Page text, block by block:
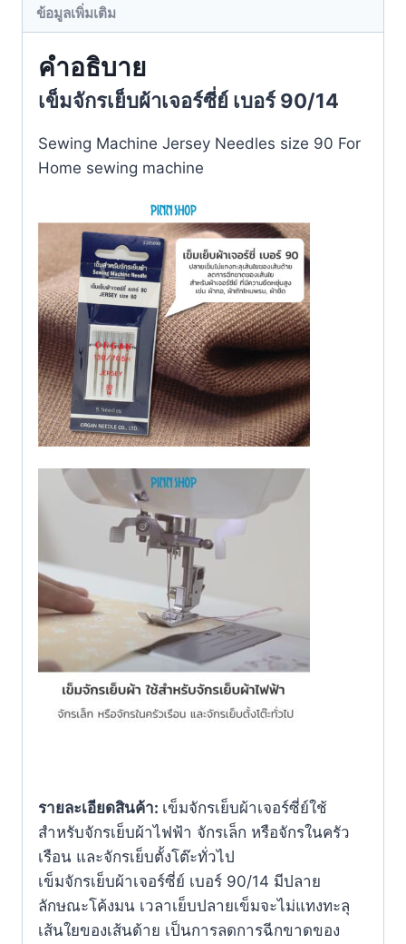
ข้อมูลเพิ่มเติม
คำอธิบาย
เข็มจักรเย็บผ้าเจอร์ซี่ย์ เบอร์ 90/14
Sewing Machine Jersey Needles size 90 For
Home sewing machine
รายละเอียดสินค้า: เข็มจักรเย็บผ้าเจอร์ซี่ย์ใช้
สำหรับจักรเย็บผ้าไฟฟ้า จักรเล็ก หรือจักรในครัว
เรือน และจักรเย็บตั้งโต๊ะทั่วไป
เข็มจักรเย็บผ้าเจอร์ซี่ย์ เบอร์ 90/14 มีปลาย
ลักษณะโค้งมน เวลาเย็บปลายเข็มจะไม่แทงทะลุ
เส้นใยของเส้นด้าย เป็นการลดการฉีกขาดของ